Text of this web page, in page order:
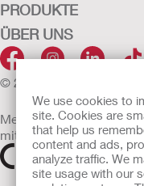
We use cookies to
site. Cookies are
that help us
content and ads,
analyze traffic. We
site usage with our
PRODUKTE
ÜBER UNS
© 2026 Hollister
Medizinprodukte, die
mit einem der